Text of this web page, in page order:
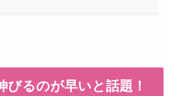
びるのが早いと話題！